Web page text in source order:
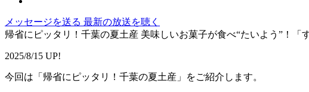
メッセージを送る 最新の放送を聴く
帰省にピッタリ！千葉の夏土産 美味しいお菓子が食べ“たいよう”！「
2025/8/15 UP!
今回は「帰省にピッタリ！千葉の夏土産」をご紹介します。